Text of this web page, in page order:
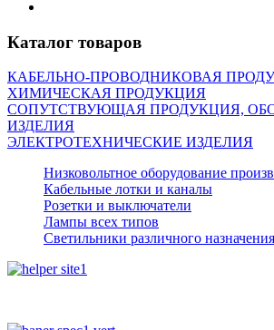
Каталог товаров
КАБЕЛЬНО-ПРОВОДНИКОВАЯ
ХИМИЧЕСКАЯ ПРОДУКЦИЯ
СОПУТСТВУЮЩАЯ ПРОДУКЦИЯ,
ИЗДЕЛИЯ
ЭЛЕКТРОТЕХНИЧЕСКИЕ ИЗДЕЛИЯ
Низковольтное оборудование
Кабельные лотки и каналы
Розетки и выключатели
Лампы всех типов
Светильники различного назначения